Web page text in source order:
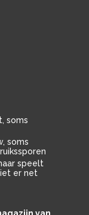
soms
soms
speelt
er net